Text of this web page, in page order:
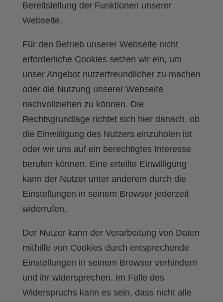
Bereitstellung der Funktionen unserer
Webseite.
Für den Betrieb unserer Webseite nicht
erforderliche Cookies setzen wir ein, um
unser Angebot nutzerfreundlicher zu machen
oder die Nutzung unserer Webseite
nachvollziehen zu können. Die
Rechtsgrundlage richtet sich hier danach, ob
die Einwilligung des Nutzers einzuholen ist
oder wir uns auf ein berechtigtes Interesse
berufen können. Eine erteilte Einwilligung
kann der Nutzer unter anderem durch die
Einstellungen in seinem Browser jederzeit
widerrufen.
Der Nutzer kann der Verarbeitung von Daten
mithilfe von Cookies durch entsprechende
Einstellungen in seinem Browser verhindern
und ihr widersprechen. Im Falle des
Widerspruchs kann es sein, dass nicht alle